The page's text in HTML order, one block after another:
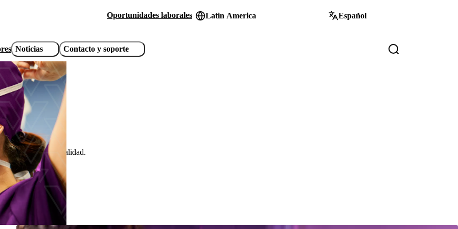
Header
links
Oportunidades laborales Latin America Español
Noticias Contacto y soporte
productos de alta calidad.